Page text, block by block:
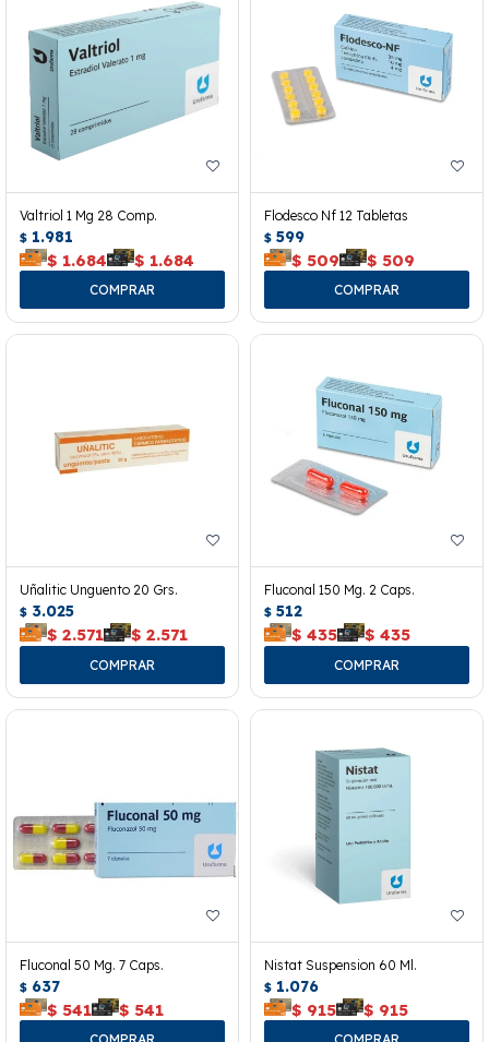
Valtriol 1 Mg 28 Comp.
$ 1.981
$ 1.684 $ 1.684
Flodesco Nf 12 Tabletas
$ 599
$ 509 $ 509
Uñalitic Unguento 20 Grs.
$ 3.025
$ 2.571 $ 2.571
Fluconal 150 Mg. 2 Caps.
$ 512
$ 435 $ 435
Fluconal 50 Mg. 7 Caps.
$ 637
$ 541 $ 541
Nistat Suspension 60 Ml.
$ 1.076
$ 915 $ 915